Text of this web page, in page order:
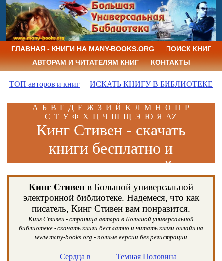
ГЛАВНАЯ - КНИГИ НА MANY-BOOKS.ORG
ПОИСК КНИГ
АВТОРАМ И ЧИТАТЕЛЯМ КНИГ
КОНТАКТЫ
ТОП авторов и книг ИСКАТЬ КНИГУ В БИБЛИОТЕКЕ
А Б В Г Д Е Ж З И Й К Л М Н О П Р
С Т У Ф Х Ц Ч Ш Щ Э Ю Я AZ
Кинг Стивен - скачать
книги бесплатно и
читать книги онлайн
Кинг Стивен в Большой универсальной
электронной библиотеке. Надемеся, что как
писатель, Кинг Стивен вам понравится.
Кинг Стивен - страница автора в Большой универсальной
библиотеке - скачать книги бесплатно и читать книги онлайн на
www.many-books.org - полные версии без регистрации
Сердца в
Темная Половина